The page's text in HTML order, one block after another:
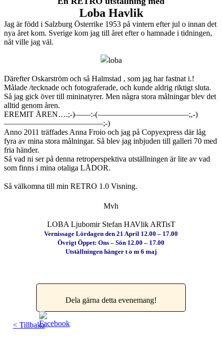
Loba Havlik
Jag är född i Salzburg Österrike 1953 på vintern efter jul o innan det
nya året kom. Sverige kom jag till året efter o hamnade i tidningen,
nåt ville jag väl.
Därefter Oskarström och så Halmstad , som jag har fastnat i.!
Målade /tecknade och fotograferade, och kunde aldrig riktigt sluta.
Så jag gick över till mininatyrer. Men några stora målningar blev det
alltid genom åren.
EREMIT ÅREN….;-)——:-(———————————–;,-)
————————————–;-)
Anno 2011 träffades Anna Froio och jag på Copyexpress där låg
fyra av mina stora målningar. Så blev jag inbjuden till galleri 70 med
fria händer.
Så vad ni ser på denna retroperspektiva utställningen är lite av vad
som finns i mina otaliga LÅDOR.
Så välkomna till min RETRO 1.0 Visning.
Mvh
LOBA Ljubomir Stefan HAVlik ARTisT
Vernissage Lördagen den 21 April 12.00 – 17.00
Övrigt Öppet: Ons – Sön 12.00 – 17.00
Utställningen hänger t o m 6 maj
Dela gärna detta evenemang!
< Tillbaka